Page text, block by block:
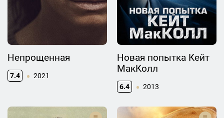
Непрощенная
7.4 2021
Новая попытка Кейт
МакКолл
6.4 2013